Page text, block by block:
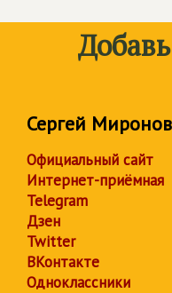
Сергей Миронов
Официальный сайт
Интернет-приёмная
Telegram
Дзен
Twitter
ВКонтакте
Одноклассники